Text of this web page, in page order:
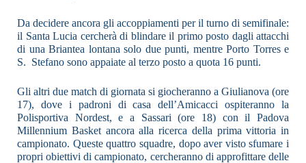
Da decidere ancora gli accoppiamenti per il turno di semifinale:
il Santa Lucia cercherà di blindare il primo posto dagli attacchi
di una Briantea lontana solo due punti, mentre Porto Torres e
S. Stefano sono appaiate al terzo posto a quota 16 punti.
Gli altri due match di giornata si giocheranno a Giulianova (ore
17), dove i padroni di casa dell’Amicacci ospiteranno la
Polisportiva Nordest, e a Sassari (ore 18) con il Padova
Millennium Basket ancora alla ricerca della prima vittoria in
campionato. Queste quattro squadre, dopo aver visto sfumare i
propri obiettivi di campionato, cercheranno di approfittare delle